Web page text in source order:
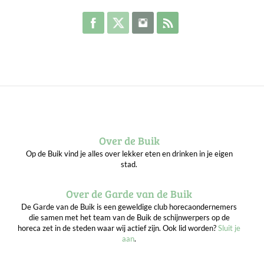
Volg de Buik op Facebook
Volg de Buik op Twitter
Volg de Buik op Instagram
Over de Buik
Op de Buik vind je alles over lekker eten en drinken in je eigen
stad.
Over de Garde van de Buik
De Garde van de Buik is een geweldige club horecaondernemers
die samen met het team van de Buik de schijnwerpers op de
horeca zet in de steden waar wij actief zijn. Ook lid worden?Sluit je
aan.